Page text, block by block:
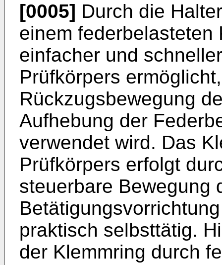
[0005] Durch die
einem federbelasteten
einfacher und
Prüfkörpers
Rückzugsbewegung
Aufhebung der
verwendet wird. Das
Prüfkörpers erfolgt
steuerbare Bewegung
praktisch selbsttätig.
der Klemmring durch